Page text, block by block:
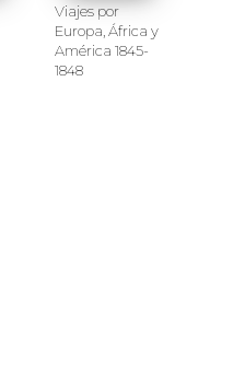
Viajes por
Europa, África y
América 1845-
1848